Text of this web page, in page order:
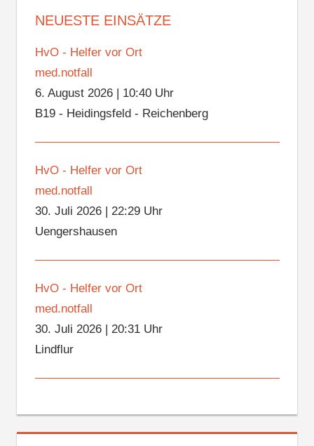
NEUESTE EINSÄTZE
HvO - Helfer vor Ort
med.notfall
6. August 2026| 10:40 Uhr
B19 - Heidingsfeld - Reichenberg
HvO - Helfer vor Ort
med.notfall
30. Juli 2026| 22:29 Uhr
Uengershausen
HvO - Helfer vor Ort
med.notfall
30. Juli 2026| 20:31 Uhr
Lindflur